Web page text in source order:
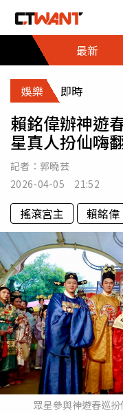
最新
娛樂 即時
賴銘偉辦神遊
星真人扮仙嗨
記者： 郭曉芸
2026-04-05 21:52
搖滾宮主 賴銘偉
眾星參與神遊春巡扮